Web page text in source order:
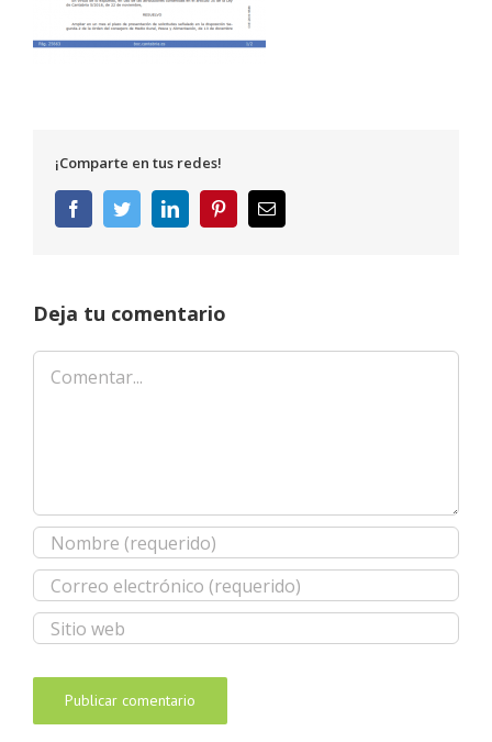
¡Comparte en tus redes!
FacebookTwitterLinkedInPinterestCorreo
electrónico
Deja tu comentario
Comentar